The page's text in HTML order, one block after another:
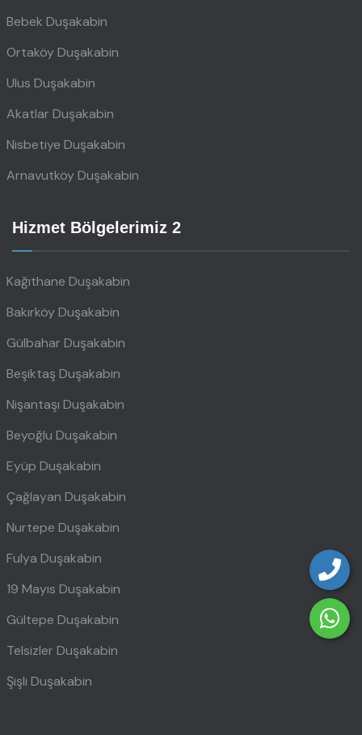
Bebek Duşakabin
Ortaköy Duşakabin
Ulus Duşakabin
Akatlar Duşakabin
Nisbetiye Duşakabin
Arnavutköy Duşakabin
Hizmet Bölgelerimiz 2
Kağıthane Duşakabin
Bakırköy Duşakabin
Gülbahar Duşakabin
Beşiktaş Duşakabin
Nişantaşı Duşakabin
Beyoğlu Duşakabin
Eyüp Duşakabin
Çağlayan Duşakabin
Nurtepe Duşakabin
Fulya Duşakabin
19 Mayıs Duşakabin
Gültepe Duşakabin
Telsizler Duşakabin
Şişli Duşakabin